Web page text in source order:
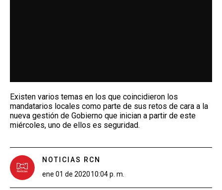
Existen varios temas en los que coincidieron los
mandatarios locales como parte de sus retos de cara a la
nueva gestión de Gobierno que inician a partir de este
miércoles, uno de ellos es seguridad.
NOTICIAS RCN
ene 01 de 202010:04 p. m.